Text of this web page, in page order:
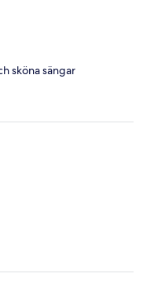
sköna sängar